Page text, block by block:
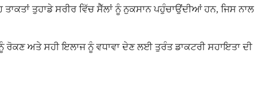
ਤੁਹਾਡੇ ਸਰੀਰ ਵਿੱਚ ਸੈੱਲਾਂ ਨੂੰ ਨੁਕਸਾਨ ਪਹੁੰਚਾਉਂਦੀਆਂ ਹਨ, ਜਿਸ ਨਾਲ
ਅਤੇ ਸਹੀ ਇਲਾਜ ਨੂੰ ਵਧਾਵਾ ਦੇਣ ਲਈ ਤੁਰੰਤ ਡਾਕਟਰੀ ਸਹਾਇਤਾ ਦੀ